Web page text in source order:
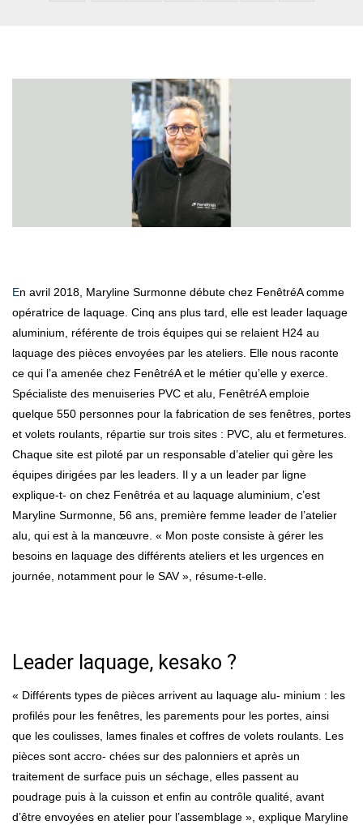
En avril 2018, Maryline Surmonne débute chez FenêtréA comme
opératrice de laquage. Cinq ans plus tard, elle est leader laquage
aluminium, référente de trois équipes qui se relaient H24 au
laquage des pièces envoyées par les ateliers. Elle nous raconte
ce qui l’a amenée chez FenêtréA et le métier qu’elle y exerce.
Spécialiste des menuiseries PVC et alu, FenêtréA emploie
quelque 550 personnes pour la fabrication de ses fenêtres, portes
et volets roulants, répartie sur trois sites : PVC, alu et fermetures.
Chaque site est piloté par un responsable d’atelier qui gère les
équipes dirigées par les leaders. Il y a un leader par ligne
explique-t- on chez Fenêtréa et au laquage aluminium, c’est
Maryline Surmonne, 56 ans, première femme leader de l’atelier
alu, qui est à la manœuvre. « Mon poste consiste à gérer les
besoins en laquage des différents ateliers et les urgences en
journée, notamment pour le SAV », résume-t-elle.
Leader laquage, kesako ?
« Différents types de pièces arrivent au laquage alu- minium : les
profilés pour les fenêtres, les parements pour les portes, ainsi
que les coulisses, lames finales et coffres de volets roulants. Les
pièces sont accro- chées sur des palonniers et après un
traitement de surface puis un séchage, elles passent au
poudrage puis à la cuisson et enfin au contrôle qualité, avant
d’être envoyées en atelier pour l’assemblage », explique Maryline